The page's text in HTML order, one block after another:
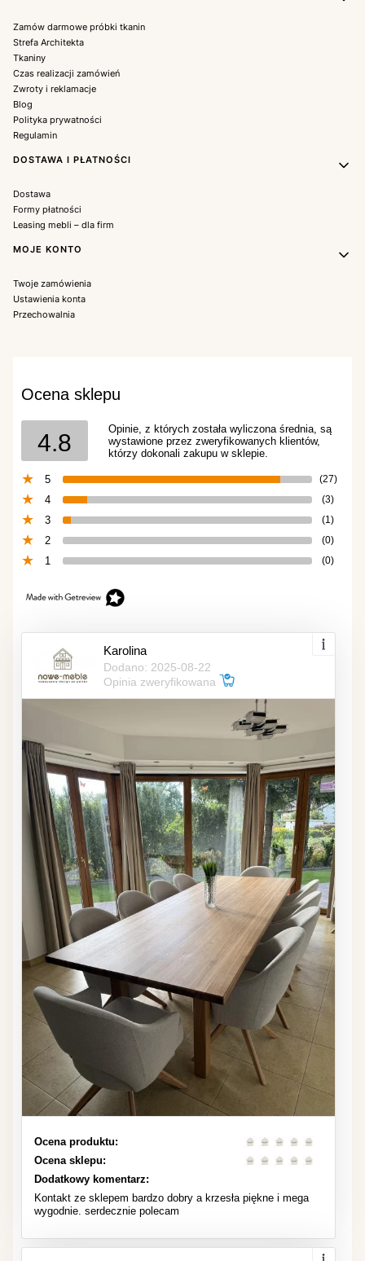
Zamów darmowe próbki tkanin
Strefa Architekta
Tkaniny
Czas realizacji zamówień
Zwroty i reklamacje
Blog
Polityka prywatności
Regulamin
DOSTAWA I PŁATNOŚCI
Dostawa
Formy płatności
Leasing mebli – dla firm
MOJE KONTO
Twoje zamówienia
Ustawienia konta
Przechowalnia
Ocena sklepu
4.8
Opinie, z których została wyliczona średnia, są
wystawione przez zweryfikowanych klientów,
którzy dokonali zakupu w sklepie.
5 (27)
4 (3)
3 (1)
2 (0)
1 (0)
Karolina
Dodano: 2025-08-22
Opinia zweryfikowana
Ocena produktu:
Ocena sklepu:
Dodatkowy komentarz:
Kontakt ze sklepem bardzo dobry a krzesła piękne i mega
wygodnie. serdecznie polecam